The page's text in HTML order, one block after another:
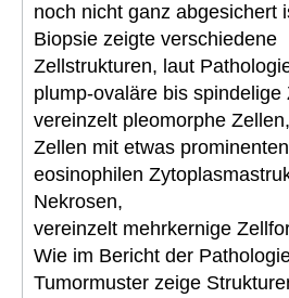
noch nicht ganz abgesichert
Biopsie zeigte verschiedene
Zellstrukturen, laut
plump-ovaläre bis spindelige
vereinzelt pleomorphe Zellen,
Zellen mit etwas prominenten
eosinophilen
Nekrosen,
vereinzelt mehrkernige
Wie im Bericht der
Tumormuster zeige